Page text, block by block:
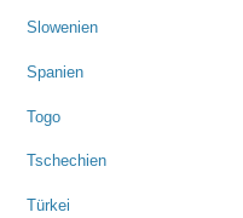
Slowenien
Spanien
Togo
Tschechien
Türkei